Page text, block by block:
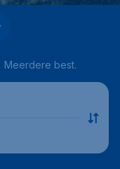
Meerdere best.